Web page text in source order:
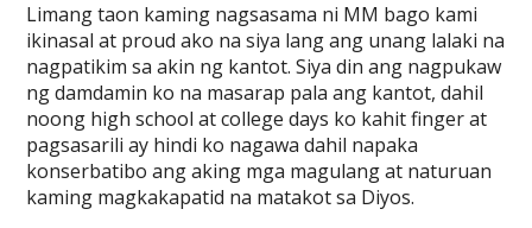
Limang taon kaming nagsasama ni MM bago kami
ikinasal at proud ako na siya lang ang unang lalaki na
nagpatikim sa akin ng kantot. Siya din ang nagpukaw
ng damdamin ko na masarap pala ang kantot, dahil
noong high school at college days ko kahit finger at
pagsasarili ay hindi ko nagawa dahil napaka
konserbatibo ang aking mga magulang at naturuan
kaming magkakapatid na matakot sa Diyos.